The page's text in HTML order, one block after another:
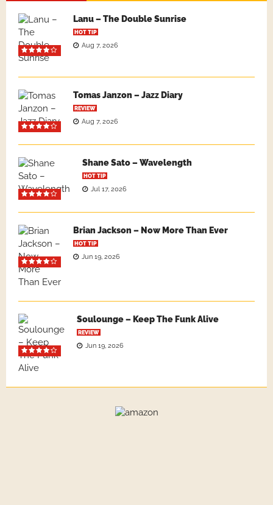
Lanu – The Double Sunrise
HOT TIP
Aug 7, 2026
Tomas Janzon – Jazz Diary
REVIEW
Aug 7, 2026
Shane Sato – Wavelength
HOT TIP
Jul 17, 2026
Brian Jackson – Now More Than Ever
HOT TIP
Jun 19, 2026
Soulounge – Keep The Funk Alive
REVIEW
Jun 19, 2026